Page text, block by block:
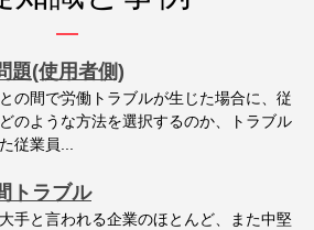
題(使用者側)
の間で労働トラブルが生じた場合に、従
のような方法を選択するのか、トラブル
従業員...
トラブル
手と言われる企業のほとんど、また中堅